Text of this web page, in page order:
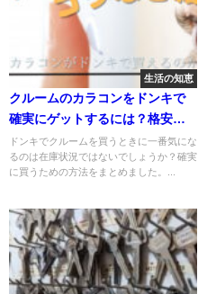
生活の知恵
クルームのカラコンをドンキで
確実にゲットするには？格安で
買う方法もシェアします！
ドンキでクルームを買うときに一番気にな
るのは在庫状況ではないでしょうか？確実
に買うための方法をまとめました。...